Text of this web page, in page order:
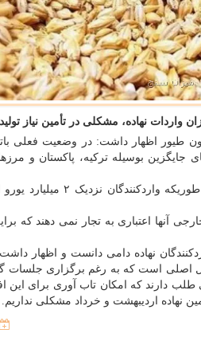
نهاده، مشکلی در تأمین نیاز
طیور اظهار داشت: در وضعیت فعلی
جایگزین بوسیله ترکیه، پاکستان و
به واردکنندگان از ۱۵ ماه عبور
آنها اعتباری به تجار نمی دهند که
نهاده دامی دانست و اظهار
اصلی است که به رغم برگزاری جلسات
دارند که امکان تاب آوری برای این